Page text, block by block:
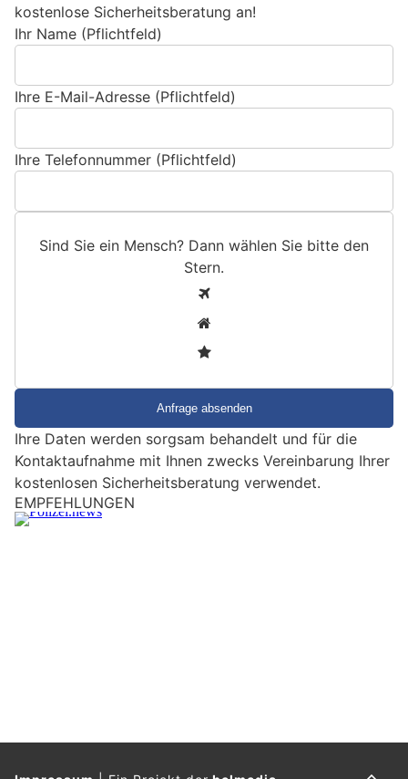
kostenlose Sicherheitsberatung an!
Ihr Name (Pflichtfeld)
Ihre E-Mail-Adresse (Pflichtfeld)
Ihre Telefonnummer (Pflichtfeld)
Sind Sie ein Mensch? Dann wählen Sie bitte den
Stern.
e
i
n
M
w
Ihre Daten werden sorgsam behandelt und für die
Kontaktaufnahme mit Ihnen zwecks Vereinbarung Ihrer
kostenlosen Sicherheitsberatung verwendet.
EMPFEHLUNGEN